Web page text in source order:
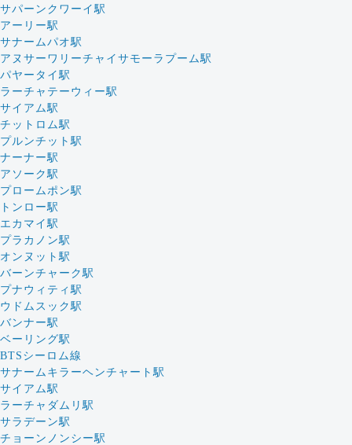
サパーンクワーイ駅
アーリー駅
サナームパオ駅
アヌサーワリーチャイサモーラプーム駅
パヤータイ駅
ラーチャテーウィー駅
サイアム駅
チットロム駅
プルンチット駅
ナーナー駅
アソーク駅
プロームポン駅
トンロー駅
エカマイ駅
プラカノン駅
オンヌット駅
バーンチャーク駅
プナウィティ駅
ウドムスック駅
バンナー駅
ベーリング駅
BTSシーロム線
サナームキラーヘンチャート駅
サイアム駅
ラーチャダムリ駅
サラデーン駅
チョーンノンシー駅